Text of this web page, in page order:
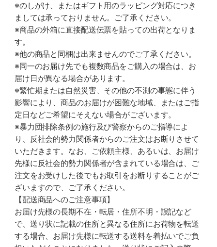
※のしがけ、またはギフト用のラッピング対応につき
ましては承っておりません。ご了承ください。
※商品の外箱に直接配送伝票を貼っての出荷となりま
す。
※他の商品と同梱は出来ませんのでご了承ください。
※同一のお届け先でも複数商品をご購入の場合は、お
届け日が異なる場合があります。
※繁忙期または自然災害、その他の不測の事態に伴う
影響により、商品のお届けが困難な地域、またはご指
定日などご希望にそえない場合がございます。
※暴力団排除条例の施行及び警察からのご指導によ
り、反社会的勢力関係者からのご注文はお断りさせて
いただきます。なお、ご依頼主様、あるいは、お届け
先様に反社会的勢力関係者が含まれている場合は、ご
注文をお受けした後でもお取引をお断りすることがご
ざいますので、ご了承ください。
【配送商品へのご注意事項】
お届け先様の長期不在・転居・住所不明・誤記など
で、送り状に記載の住所と異なる住所にお荷物を転送
する場合、お届け先様に転送する送料を着払いでご負